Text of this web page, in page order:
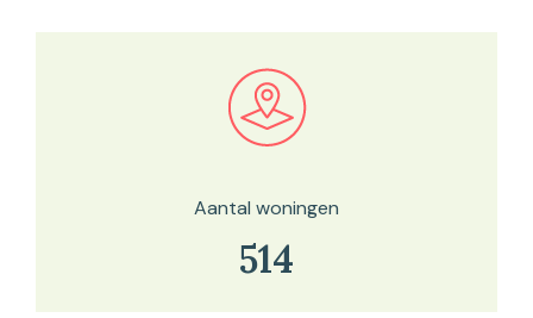
Bekijk in onze kaartviewer
Aantal woningen
514